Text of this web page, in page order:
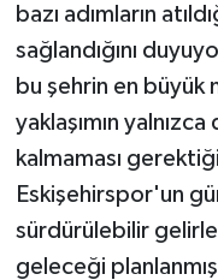
bazı adımların
sağlandığını
bu şehrin en
yaklaşımın
kalmaması
Eskişehirspor'un
sürdürülebilir
geleceği